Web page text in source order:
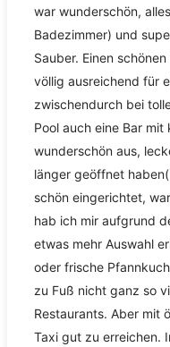
war wunderschön,
Badezimmer) und
Sauber. Einen
völlig ausreichend für
zwischendurch bei
Pool auch eine Bar mit
wunderschön aus,
länger geöffnet
schön eingerichtet,
hab ich mir aufgrund
etwas mehr Auswahl
oder frische
zu Fuß nicht ganz so
Restaurants. Aber mit
Taxi gut zu erreichen.